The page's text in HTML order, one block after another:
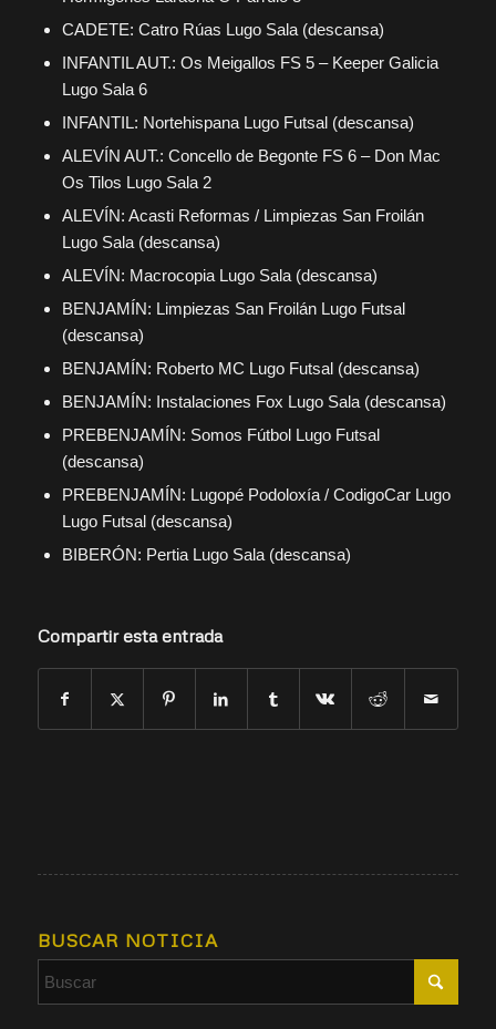
CADETE: Catro Rúas Lugo Sala (descansa)
INFANTIL AUT.: Os Meigallos FS 5 – Keeper Galicia
Lugo Sala 6
INFANTIL: Nortehispana Lugo Futsal (descansa)
ALEVÍN AUT.: Concello de Begonte FS 6 – Don Mac
Os Tilos Lugo Sala 2
ALEVÍN: Acasti Reformas / Limpiezas San Froilán
Lugo Sala (descansa)
ALEVÍN: Macrocopia Lugo Sala (descansa)
BENJAMÍN: Limpiezas San Froilán Lugo Futsal
(descansa)
BENJAMÍN: Roberto MC Lugo Futsal (descansa)
BENJAMÍN: Instalaciones Fox Lugo Sala (descansa)
PREBENJAMÍN: Somos Fútbol Lugo Futsal
(descansa)
PREBENJAMÍN: Lugopé Podoloxía / CodigoCar Lugo
Lugo Futsal (descansa)
BIBERÓN: Pertia Lugo Sala (descansa)
Compartir esta entrada
BUSCAR NOTICIA